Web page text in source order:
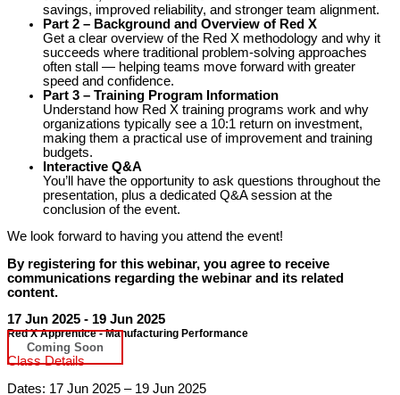
savings, improved reliability, and stronger team alignment.
Part 2 – Background and Overview of Red X
Get a clear overview of the Red X methodology and why it
succeeds where traditional problem-solving approaches
often stall — helping teams move forward with greater
speed and confidence.
Part 3 – Training Program Information
Understand how Red X training programs work and why
organizations typically see a 10:1 return on investment,
making them a practical use of improvement and training
budgets.
Interactive Q&A
You’ll have the opportunity to ask questions throughout the
presentation, plus a dedicated Q&A session at the
conclusion of the event.
We look forward to having you attend the event!
By registering for this webinar, you agree to receive
communications regarding the webinar and its related
content.
17 Jun 2025 - 19 Jun 2025
Red X Apprentice - Manufacturing Performance
Coming Soon
Class Details
Dates: 17 Jun 2025 – 19 Jun 2025